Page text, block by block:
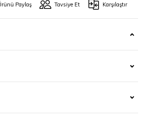
Paylaş Tavsiye Et Karşılaştır